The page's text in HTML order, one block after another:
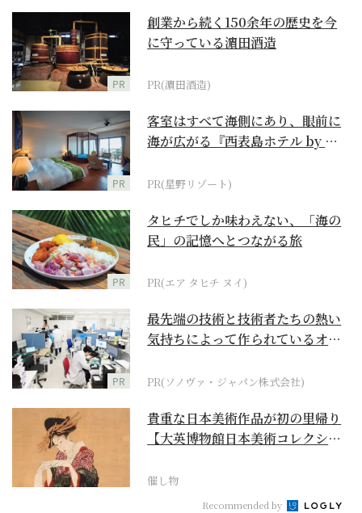
PR
創業から続く150余年の歴史を今
に守っている濵田酒造
PR(濵田酒造)
PR
客室はすべて海側にあり、眼前に
海が広がる『西表島ホテル by 星
PR(星野リゾート)
PR
タヒチでしか味わえない、「海の
民」の記憶へとつながる旅
PR(エア タヒチ ヌイ)
PR
最先端の技術と技術者たちの熱い
気持ちによって作られているオー
PR(ソノヴァ・ジャパン株式会社)
貴重な日本美術作品が初の里帰り
【大英博物館日本美術コレクショ
催し物
Recommended by